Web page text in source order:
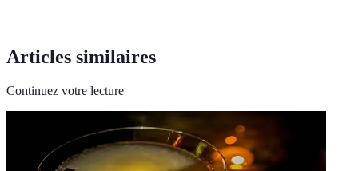
Articles similaires
Continuez votre lecture